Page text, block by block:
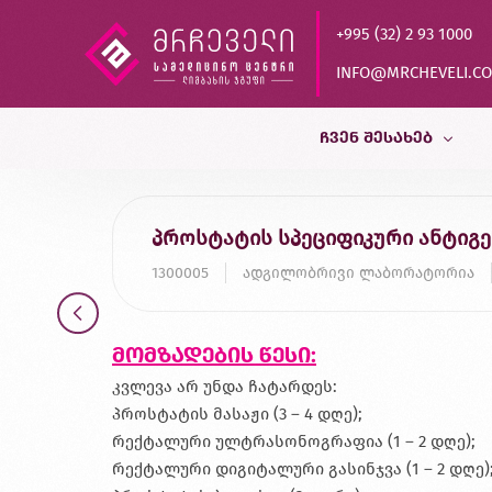
+995 (32) 2 93 1000
ᲩᲕᲔᲜ ᲨᲔᲡᲐᲮᲔᲑ
ისტორია
MVZ LABOR DR.LIMBACH
დასაქმება
პროსტატის სპეციფიკური
1300005 ადგილობრივი ლაბორატორია
მომზადების წესი:
კვლევა არ უნდა ჩატარდეს:
პროსტატის მასაჟი (3 – 4 დღე);
რექტალური ულტრასონოგრაფია (1 – 2 დღე);
რექტალური დიგიტალური გასინჯვა (1 – 2 დღე);